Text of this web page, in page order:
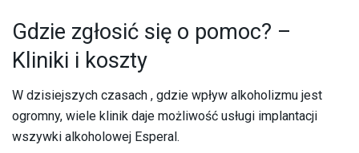
Gdzie zgłosić się o pomoc? –
Kliniki i koszty
W dzisiejszych czasach , gdzie wpływ alkoholizmu jest
ogromny, wiele klinik daje możliwość usługi implantacji
wszywki alkoholowej Esperal.